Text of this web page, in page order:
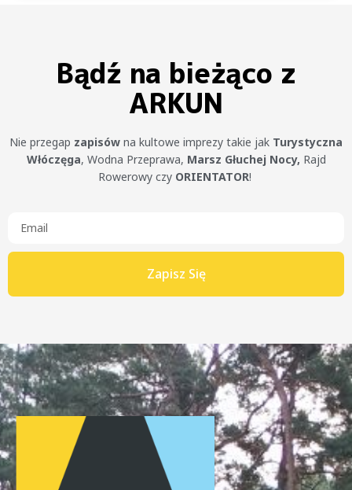
Bądź na bieżąco z
ARKUN
Nie przegap zapisów na kultowe imprezy takie jak Turystyczna
Włóczęga, Wodna Przeprawa, Marsz Głuchej Nocy, Rajd
Rowerowy czy ORIENTATOR!
Zapisz Się